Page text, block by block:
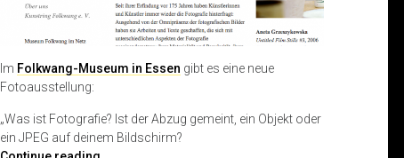
Im Folkwang-Museum in Essen gibt es eine neue
Fotoausstellung:
„Was ist Fotografie? Ist der Abzug gemeint, ein Objekt oder
ein JPEG auf deinem Bildschirm?
(